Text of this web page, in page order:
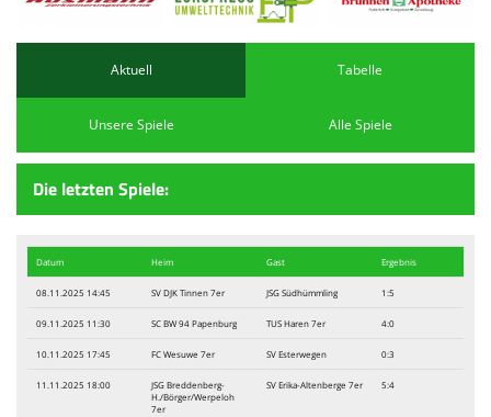
Aktuell Tabelle
Unsere Spiele Alle Spiele
Die letzten Spiele:
Datum Heim Gast Ergebnis
08.11.2025 14:45 SV DJK Tinnen 7er JSG Südhümmling 1:5
09.11.2025 11:30 SC BW 94 Papenburg TUS Haren 7er 4:0
10.11.2025 17:45 FC Wesuwe 7er SV Esterwegen 0:3
11.11.2025 18:00
JSG Breddenberg-
H./Börger/Werpeloh
7er
SV Erika-Altenberge 7er 5:4